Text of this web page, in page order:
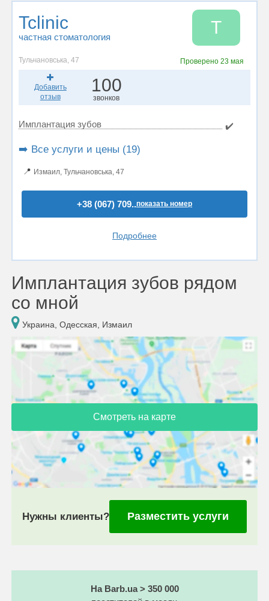
Tclinic
частная стоматология T
Тульчановська, 47 Проверено 23 мая
Добавить
отзыв
100
звонков
Имплантация зубов ✔️
➡️ Все услуги и цены (19)
📍 Измаил, Тульчановська, 47
+38 (067) 709..показать номер
Подробнее
Имплантация зубов рядом
со мной
Украина, Одесская, Измаил
Смотреть на карте
Нужны клиенты? Разместить услуги
На Barb.ua > 350 000